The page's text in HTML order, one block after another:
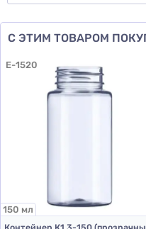
С ЭТИМ ТОВАРОМ
E-1520
150 мл